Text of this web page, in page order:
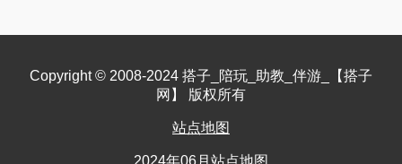
Copyright © 2008-2024 搭子_陪玩_助教_伴游_【搭子
网】 版权所有
站点地图